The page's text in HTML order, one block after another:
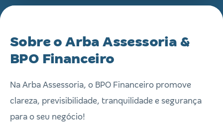
Sobre o Arba Assessoria &
BPO Financeiro
Na Arba Assessoria, o BPO Financeiro promove
clareza, previsibilidade, tranquilidade e segurança
para o seu negócio!